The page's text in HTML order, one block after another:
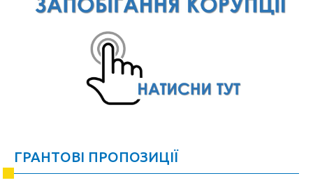
ГРАНТОВІ ПРОПОЗИЦІЇ